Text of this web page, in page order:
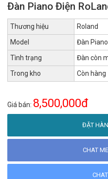
Đàn Piano Điện
Thương hiệu
Roland
Model
Đàn
Tình trạng
Đàn còn
Trong kho
Còn hàng
Giá bán: 8,500,000đ
ĐẶT
CHAT